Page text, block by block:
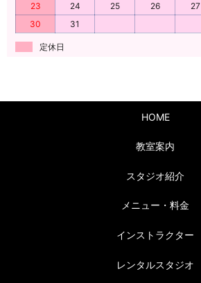
23
24 25 26 27
30
31
定休日
HOME
教室案内
スタジオ紹介
メニュー・料金
インストラクター
レンタルスタジオ